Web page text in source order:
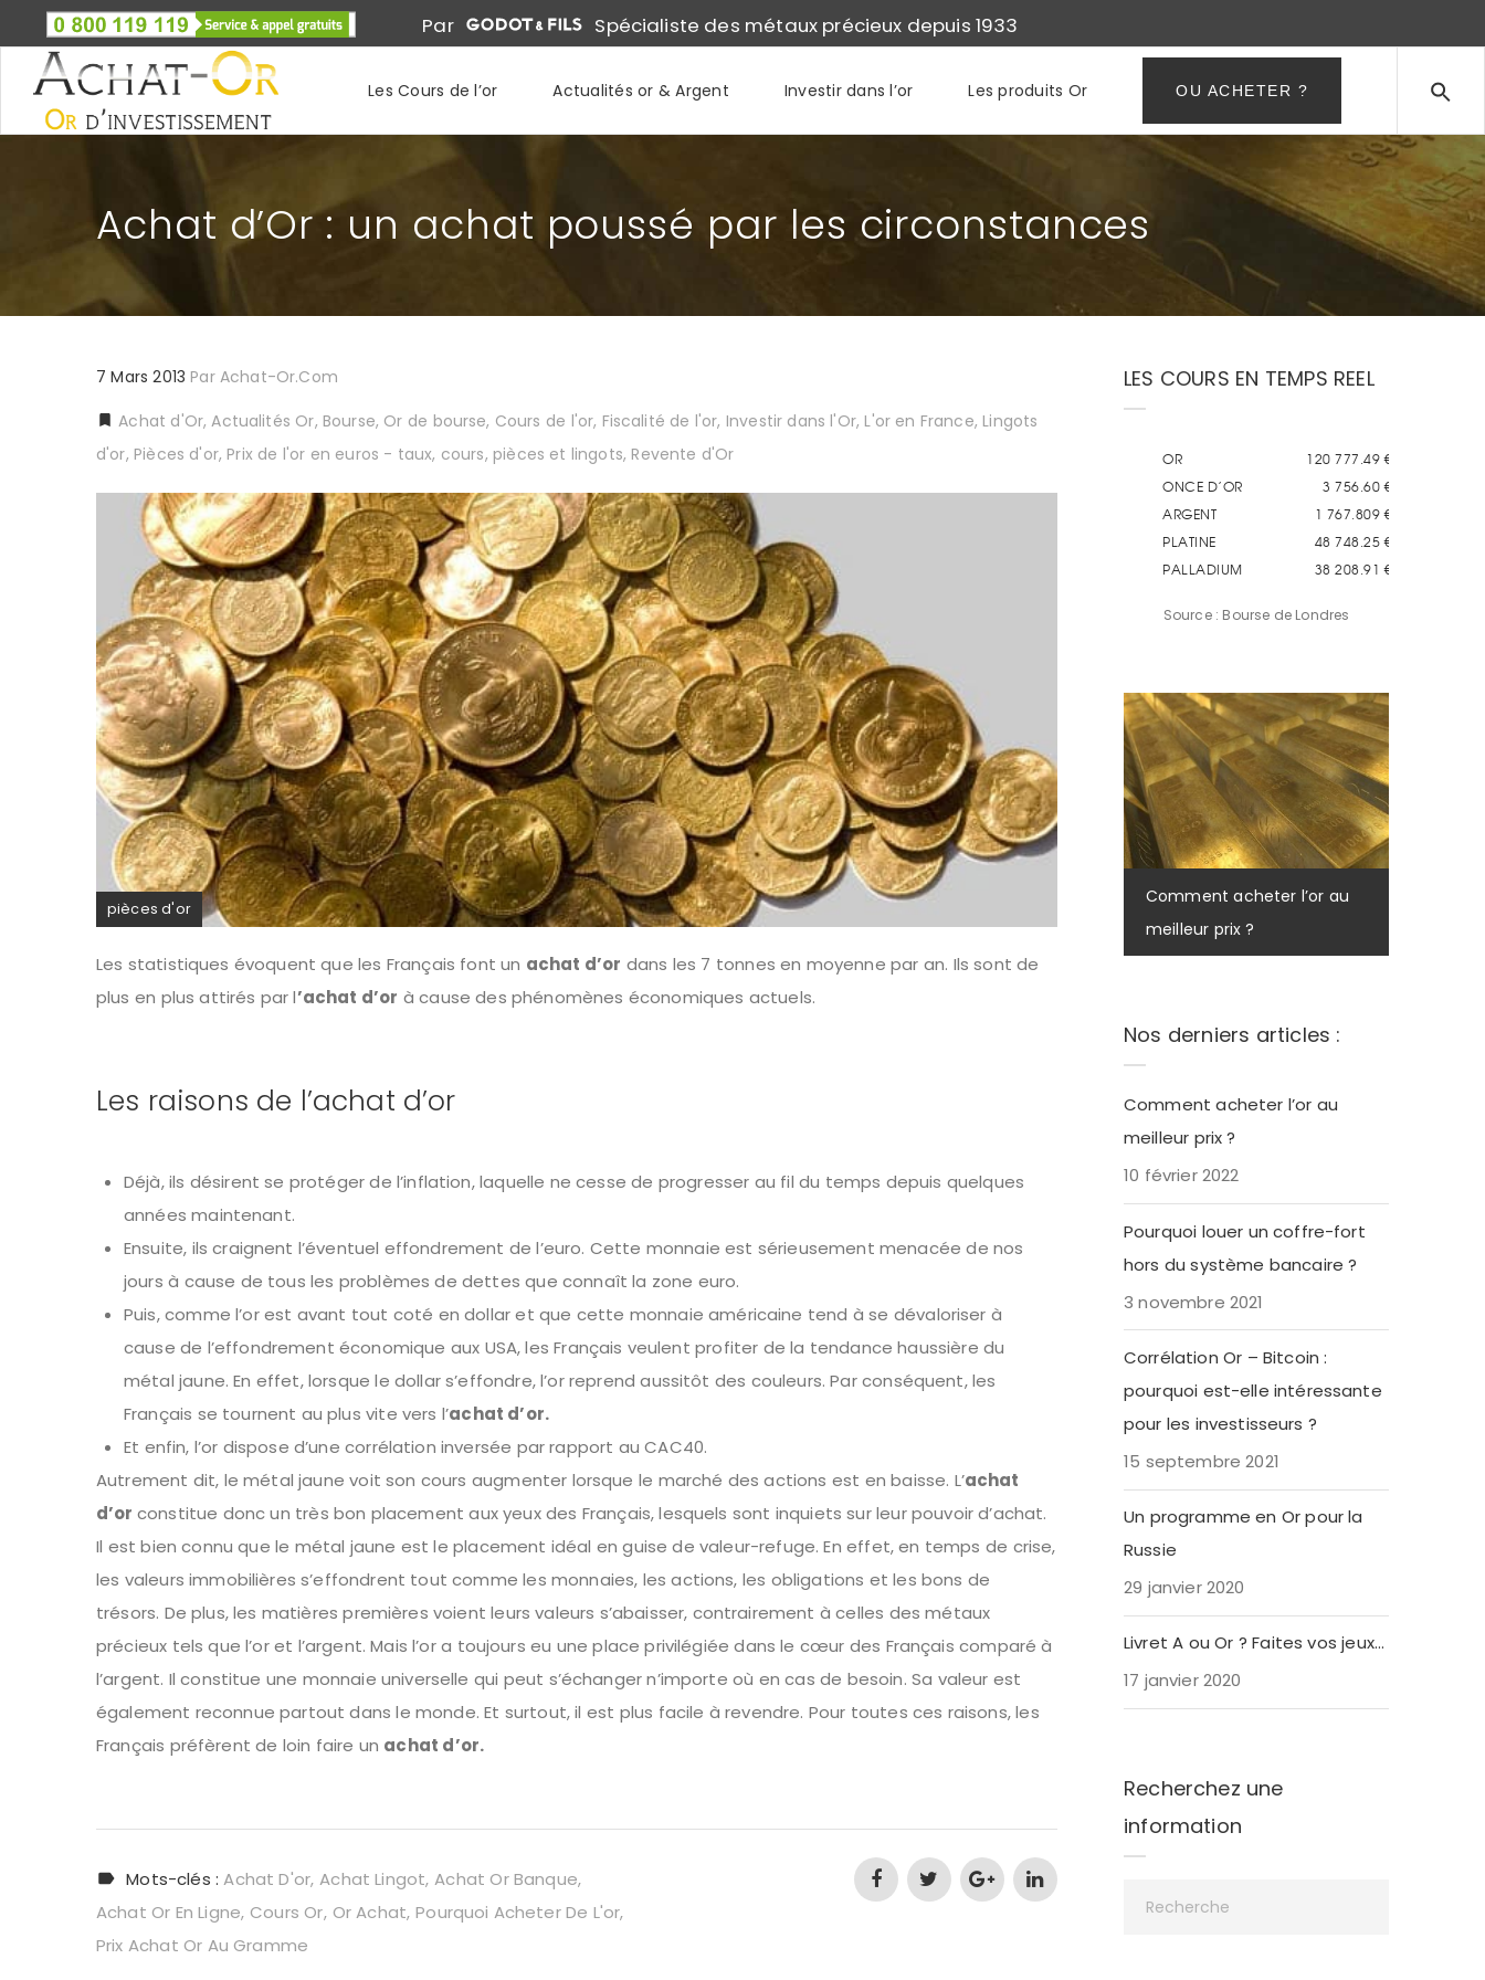
Par Spécialiste des métaux précieux depuis 1933
Les Cours de l’or Actualités or & Argent Investir dans l’or Les produits Or OU ACHETER ?
Achat d’Or : un achat poussé par les circonstances
7 Mars 2013 ParAchat-Or.com
Achat d'Or,Actualités Or, Bourse, Or de bourse, Cours de l'or, Fiscalité de l'or, Investir dans l'Or, L'or en France, Lingots
d'or, Pièces d'or, Prix de l'or en euros - taux, cours, pièces et lingots, Revente d'Or
pièces d'or
Les statistiques évoquent que les Français font un achat d’or dans les 7 tonnes en moyenne par an. Ils sont de
plus en plus attirés par l’achat d’or à cause des phénomènes économiques actuels.
Les raisons de l’achat d’or
Déjà, ils désirent se protéger de l’inflation, laquelle ne cesse de progresser au fil du temps depuis quelques
années maintenant.
Ensuite, ils craignent l’éventuel effondrement de l’euro. Cette monnaie est sérieusement menacée de nos
jours à cause de tous les problèmes de dettes que connaît la zone euro.
Puis, comme l’or est avant tout coté en dollar et que cette monnaie américaine tend à se dévaloriser à
cause de l’effondrement économique aux USA, les Français veulent profiter de la tendance haussière du
métal jaune. En effet, lorsque le dollar s’effondre, l’or reprend aussitôt des couleurs. Par conséquent, les
Français se tournent au plus vite vers l’achat d’or.
Et enfin, l’or dispose d’une corrélation inversée par rapport au CAC40.
Autrement dit, le métal jaune voit son cours augmenter lorsque le marché des actions est en baisse. L’achat
d’or constitue donc un très bon placement aux yeux des Français, lesquels sont inquiets sur leur pouvoir d’achat.
Il est bien connu que le métal jaune est le placement idéal en guise de valeur-refuge. En effet, en temps de crise,
les valeurs immobilières s’effondrent tout comme les monnaies, les actions, les obligations et les bons de
trésors. De plus, les matières premières voient leurs valeurs s’abaisser, contrairement à celles des métaux
précieux tels que l’or et l’argent. Mais l’or a toujours eu une place privilégiée dans le cœur des Français comparé à
l’argent. Il constitue une monnaie universelle qui peut s’échanger n’importe où en cas de besoin. Sa valeur est
également reconnue partout dans le monde. Et surtout, il est plus facile à revendre. Pour toutes ces raisons, les
Français préfèrent de loin faire un achat d’or.
Mots-clés :Achat D'or Achat Lingot Achat Or Banque
Achat Or En Ligne Cours Or Or Achat Pourquoi Acheter De L'or
Prix Achat Or Au Gramme
LES COURS EN TEMPS REEL
Source : Bourse de Londres
Comment acheter l’or au
meilleur prix ?
Nos derniers articles :
Comment acheter l’or au
meilleur prix ?
10 février 2022
Pourquoi louer un coffre-fort
hors du système bancaire ?
3 novembre 2021
Corrélation Or – Bitcoin :
pourquoi est-elle intéressante
pour les investisseurs ?
15 septembre 2021
Un programme en Or pour la
Russie
29 janvier 2020
Livret A ou Or ? Faites vos jeux…
17 janvier 2020
Recherchez une
information